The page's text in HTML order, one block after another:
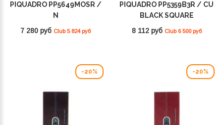
PIQUADRO PP5649MOSR /
N
7 280 руб Club 5 824 руб
PIQUADRO PP5359B3R / CU
BLACK SQUARE
8 112 руб Club 6 500 руб
-20% -20%